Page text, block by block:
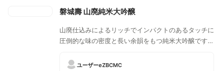
磐城壽 山廃純米大吟醸
山廃仕込みによるリッチでインパクトのあるタッチに
圧倒的な味の密度と長い余韻をもつ純米大吟醸です。
お酒です。ユーザーeZBCMC